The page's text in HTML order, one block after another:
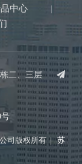
中心
栋二、三层
号
司版权所有 |苏